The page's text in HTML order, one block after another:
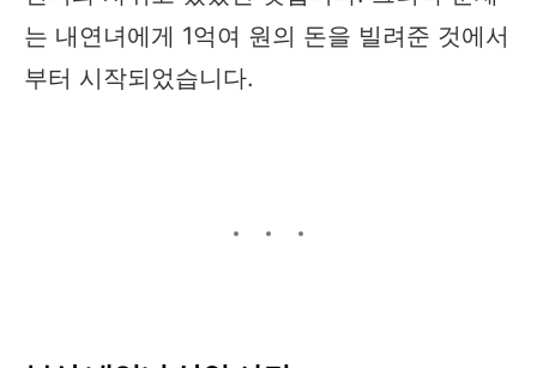
는 내연녀에게 1억여 원의 돈을 빌려준 것에서
부터 시작되었습니다.